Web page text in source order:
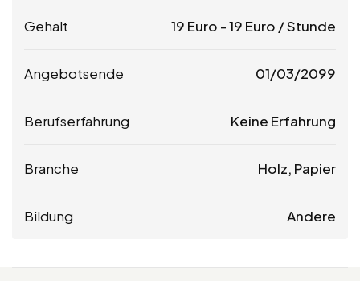
Gehalt 19 Euro -19 Euro / Stunde
Angebotsende 01/03/2099
Berufserfahrung Keine Erfahrung
Branche Holz, Papier
Bildung Andere